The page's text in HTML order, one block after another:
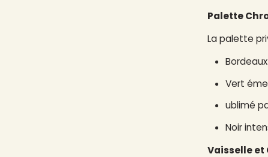
Palette
La palette
Vert
ublimé
Noir
Vaisselle et